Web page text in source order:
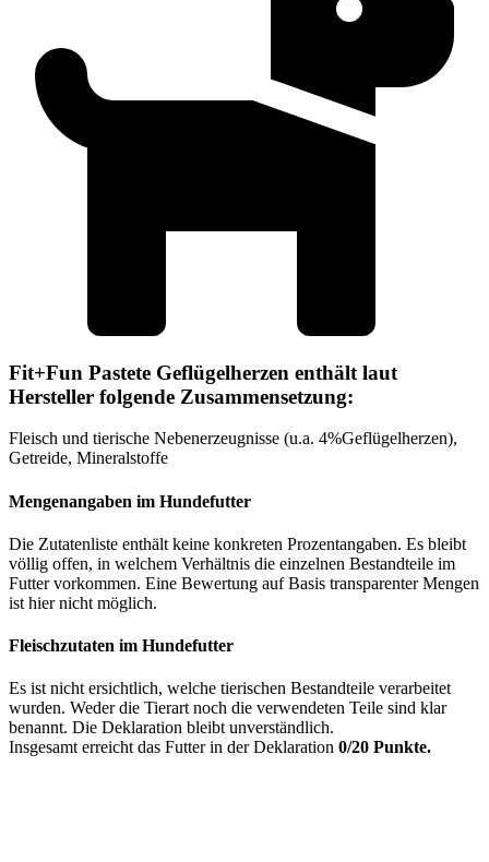
Fit+Fun Pastete Geflügelherzen enthält laut
Hersteller folgende Zusammensetzung:
Fleisch und tierische Nebenerzeugnisse (u.a. 4%Geflügelherzen),
Getreide, Mineralstoffe
Mengenangaben im Hundefutter
Die Zutatenliste enthält keine konkreten Prozentangaben. Es bleibt
völlig offen, in welchem Verhältnis die einzelnen Bestandteile im
Futter vorkommen. Eine Bewertung auf Basis transparenter Mengen
ist hier nicht möglich.
Fleischzutaten im Hundefutter
Es ist nicht ersichtlich, welche tierischen Bestandteile verarbeitet
wurden. Weder die Tierart noch die verwendeten Teile sind klar
benannt. Die Deklaration bleibt unverständlich.
Insgesamt erreicht das Futter in der Deklaration 0/20 Punkte.